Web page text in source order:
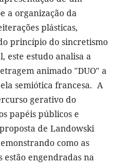
a organização da
plásticas,
princípio do sincretismo
este estudo analisa a
animado "DUO" a
semiótica francesa. A
gerativo do
papéis públicos e
de Landowski
como as
estão engendradas na